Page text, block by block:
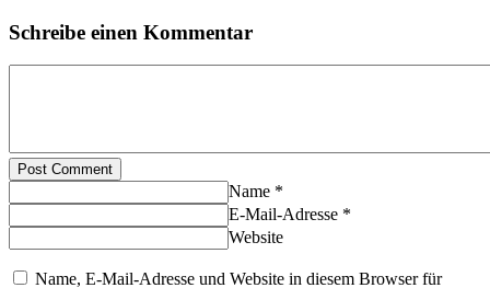
Schreibe einen Kommentar
Post Comment
Name *
E-Mail-Adresse *
Website
Name, E-Mail-Adresse und Website in diesem Browser für